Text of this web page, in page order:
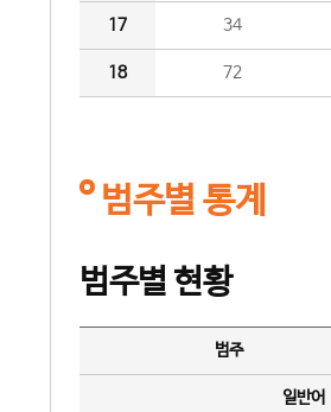
17 34
18 72
범주별 통계
범주별 현황
범주
일반어